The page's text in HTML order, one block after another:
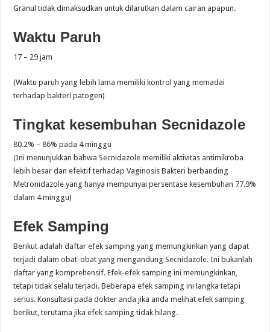
Granul tidak dimaksudkan untuk dilarutkan dalam cairan apapun.
Waktu Paruh
17 – 29 jam
(Waktu paruh yang lebih lama memiliki kontrol yang memadai
terhadap bakteri patogen)
Tingkat kesembuhan Secnidazole
80.2% – 86% pada 4 minggu
(Ini menunjukkan bahwa Secnidazole memiliki aktivitas antimikroba
lebih besar dan efektif terhadap Vaginosis Bakteri berbanding
Metronidazole yang hanya mempunyai persentase kesembuhan 77.9%
dalam 4 minggu)
Efek Samping
Berikut adalah daftar efek samping yang memungkinkan yang dapat
terjadi dalam obat-obat yang mengandung Secnidazole. Ini bukanlah
daftar yang komprehensif. Efek-efek samping ini memungkinkan,
tetapi tidak selalu terjadi. Beberapa efek samping ini langka tetapi
serius. Konsultasi pada dokter anda jika anda melihat efek samping
berikut, terutama jika efek samping tidak hilang.